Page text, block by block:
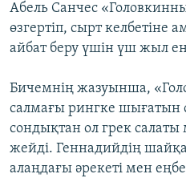
Абель Санчес
өзгертіп, сырт келбетіне
айбат беру үшін үш жыл
Бичемнің жазуынша,
салмағы рингке шығатын
сондықтан ол грек салаты
жейді. Геннадийдің
алаңдағы әрекеті мен